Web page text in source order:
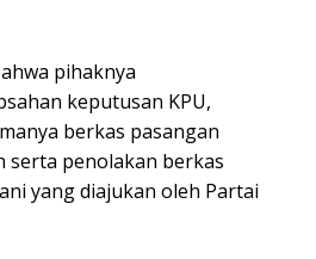
pihaknya
keputusan KPU,
berkas pasangan
serta penolakan berkas
yang diajukan oleh Partai